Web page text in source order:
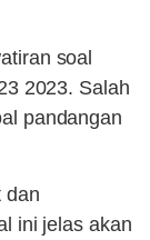
soal
2023. Salah
pandangan
dan
ini jelas akan